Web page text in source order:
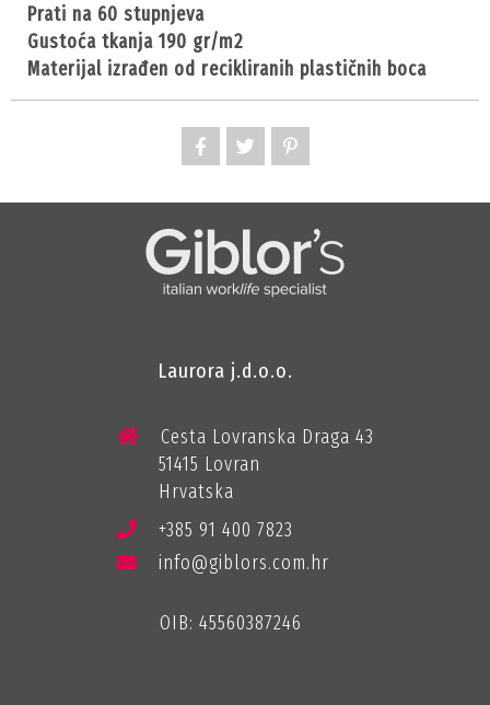
prati na 60 stupnjeva
gustoća tkanja 190 gr/m2
materijal izrađen od recikliranih plastičnih boca
Laurora j.d.o.o.
Cesta Lovranska Draga 43
51415 Lovran
Hrvatska
+385 91 400 7823
info@giblors.com.hr
OIB: 45560387246